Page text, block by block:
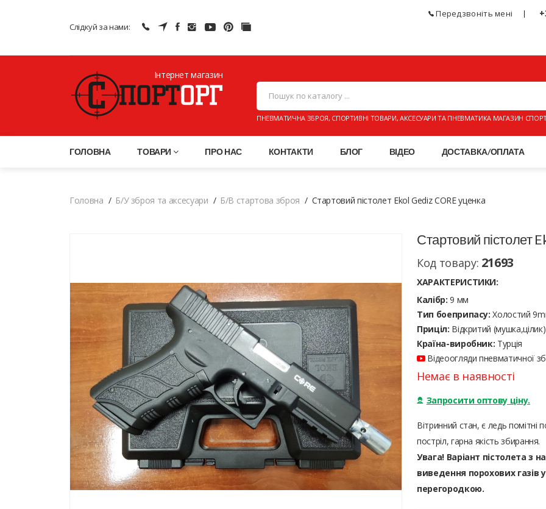
Слідкуй за нами:
Передзвоніть мені
Інтернет магазин
ПНЕВМАТИЧНА ЗБРОЯ, СПОРТИВНІ ТОВАРИ, АКСЕСУАРИ ТА ПНЕВМАТИКА МАГАЗИН
ГОЛОВНА ТОВАРИ ПРО НАС КОНТАКТИ БЛОГ ВІДЕО ДОСТАВКА/ОПЛАТА
Головна Б/У зброя та аксесуари Б/В стартова зброя Стартовий пістолет Ekol Gediz CORE уценка
Стартовий пістолет
Код товару: 21693
ХАРАКТЕРИСТИКИ:
Калібр: 9 мм
Тип боеприпасу: Холостий
Приціл: Відкритий (мушка,цілик)
Країна-виробник: Турція
Відеоогляди пневматичної
Немає в наявності
Запросити оптову ціну.
Вітринний стан, є ледь
постріл, гарна якість збирання.
Увага! Варіант пістолета з
виведення порохових газів
перегородкою.